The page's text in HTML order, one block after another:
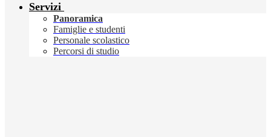
Servizi
Panoramica
Famiglie e studenti
Personale scolastico
Percorsi di studio